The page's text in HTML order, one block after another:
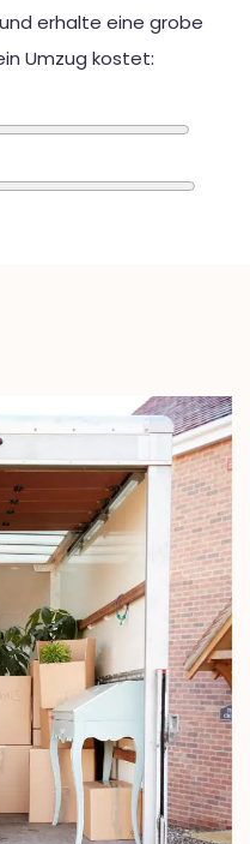
erhalte eine grobe
Umzug kostet: